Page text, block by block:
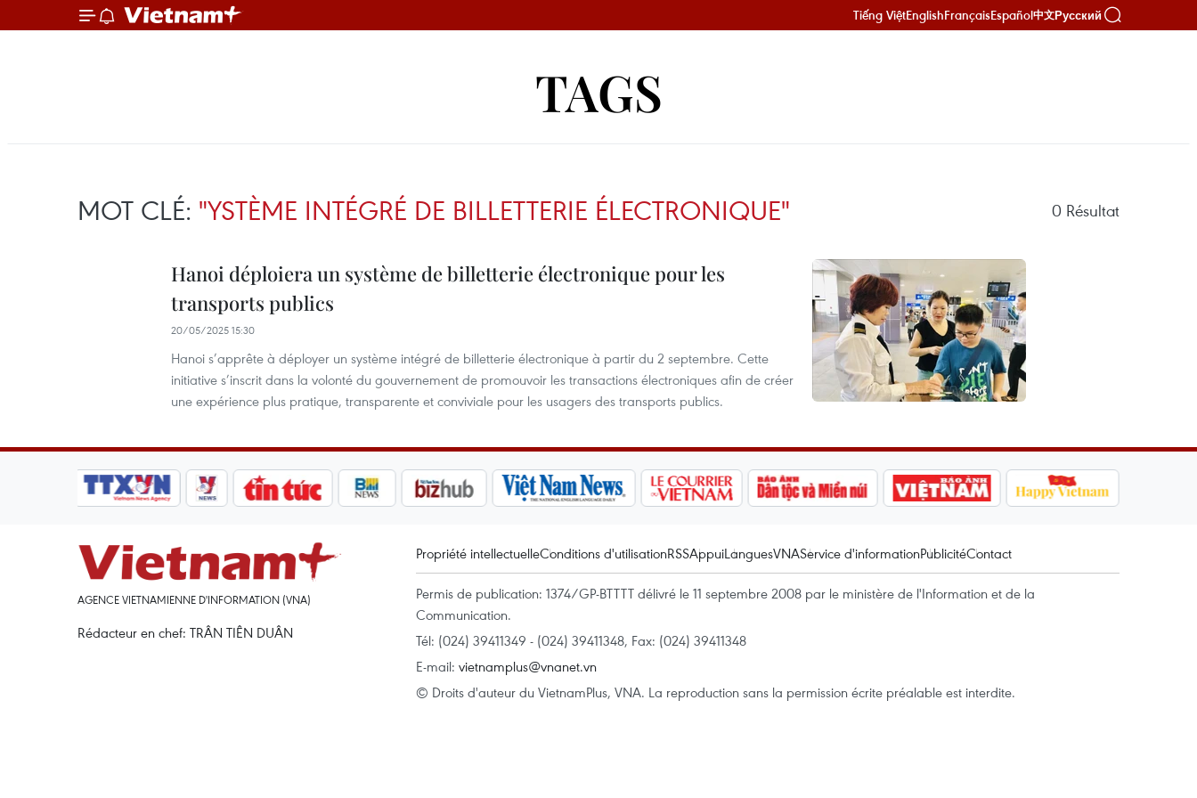
Tiếng ViệtEnglishFrançaisEspañol中文Русский
TAGS
MOT CLÉ: "YSTÈME INTÉGRÉ DE BILLETTERIE ÉLECTRONIQUE" 0 Résultat
Hanoi déploiera un système de billetterie électronique pour les
transports publics
20/05/2025 15:30
Hanoi s’apprête à déployer un système intégré de billetterie électronique à partir du 2 septembre. Cette
initiative s’inscrit dans la volonté du gouvernement de promouvoir les transactions électroniques afin de créer
une expérience plus pratique, transparente et conviviale pour les usagers des transports publics.
AGENCE VIETNAMIENNE D'INFORMATION (VNA)
Rédacteur en chef: TRÂN TIÊN DUÂN
Propriété intellectuelleConditions d'utilisationRSSAppuiLanguesVNAService d'informationPublicitéContact
Permis de publication: 1374/GP-BTTTT délivré le 11 septembre 2008 par le ministère de l'Information et de la
Communication.
Tél: (024) 39411349 - (024) 39411348, Fax: (024) 39411348
E-mail: vietnamplus@vnanet.vn
© Droits d'auteur du VietnamPlus, VNA. La reproduction sans la permission écrite préalable est interdite.